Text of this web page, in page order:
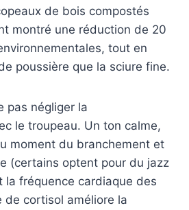
de bois compostés
montré une réduction de 20
tout en
poussière que la sciure fine.
pas négliger la
le troupeau. Un ton calme,
moment du branchement et
(certains optent pour du jazz
la fréquence cardiaque des
de cortisol améliore la